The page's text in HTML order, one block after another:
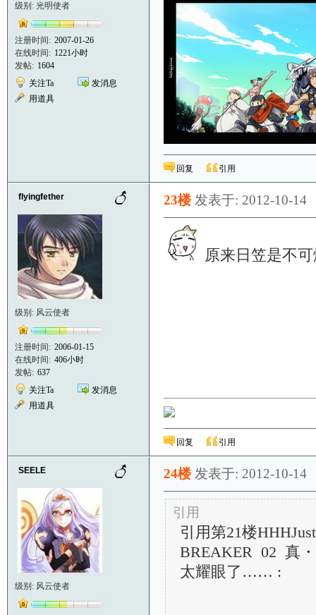
级别: 光明使者
注册时间: 2007-01-26
在线时间: 1221小时
发帖: 1604
关注Ta
发消息
用道具
回复 引用
flyingfether
级别: 风云使者
注册时间: 2006-01-15
在线时间: 406小时
发帖: 637
关注Ta
发消息
用道具
23楼 发表于: 2012-10-14
原来日笠是不
回复 引用
SEELE
级别: 风云使者
24楼 发表于: 2012-10-14
引用
引用第21楼
BREAKER 02 真・
太耀眼了…… :